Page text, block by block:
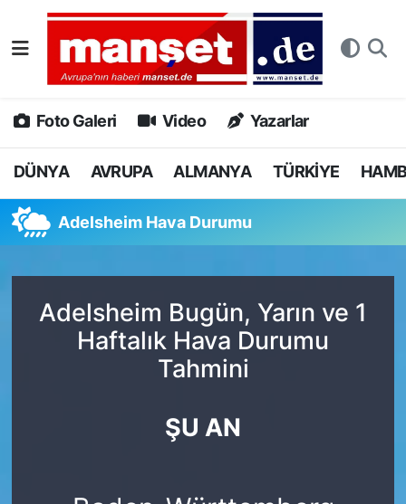
Foto Galeri Video Yazarlar
DÜNYA AVRUPA ALMANYA TÜRKİYE
Adelsheim Hava Durumu
Adelsheim Bugün, Yarın ve 1
Haftalık Hava Durumu
Tahmini
ŞU AN
DÜNYA
AVRUPA
ALMANYA
SPOR
DEUTSCH
Nöbetçi Eczaneler
Hava Durumu
Namaz Vakitleri
Tüm Manşetler
Son Dakika Haberleri